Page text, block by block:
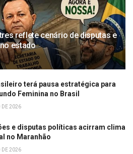
reflete cenário de disputas e
estado
terá pausa estratégica para
Feminina no Brasil
DE 2026
e disputas políticas acirram clima
no Maranhão
DE 2026